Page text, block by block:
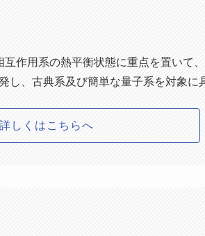
互作用系の熱平衡状態に重点を置いて
し、古典系及び簡単な量子系を対象
詳しくはこちらへ